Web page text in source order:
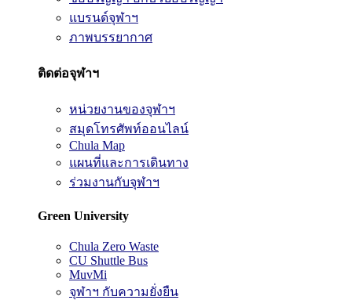
แบรนด์จุฬาฯ
ภาพบรรยากาศ
ติดต่อจุฬาฯ
หน่วยงานของจุฬาฯ
สมุดโทรศัพท์ออนไลน์
Chula Map
แผนที่และการเดินทาง
ร่วมงานกับจุฬาฯ
Green University
Chula Zero Waste
CU Shuttle Bus
MuvMi
จุฬาฯ กับความยั่งยืน